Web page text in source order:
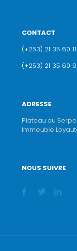
CONTACT
(+253) 21 35 60 11
(+253) 21 35 60
ADRESSE
Plateau du
Immeuble
NOUS SUIVRE